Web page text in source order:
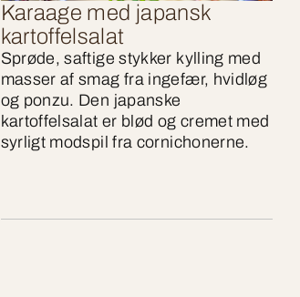
Karaage med japansk
kartoffelsalat
Sprøde, saftige stykker kylling med
masser af smag fra ingefær, hvidløg
og ponzu. Den japanske
kartoffelsalat er blød og cremet med
syrligt modspil fra cornichonerne.